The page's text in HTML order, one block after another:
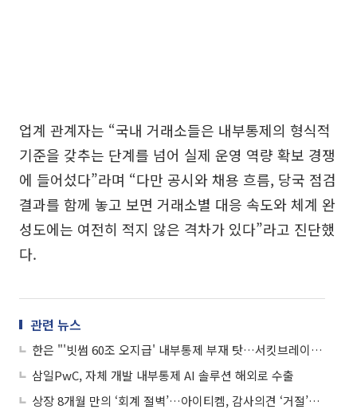
업계 관계자는 “국내 거래소들은 내부통제의 형식적
기준을 갖추는 단계를 넘어 실제 운영 역량 확보 경쟁
에 들어섰다”라며 “다만 공시와 채용 흐름, 당국 점검
결과를 함께 놓고 보면 거래소별 대응 속도와 체계 완
성도에는 여전히 적지 않은 격차가 있다”라고 진단했
다.
관련 뉴스
한은 "'빗썸 60조 오지급' 내부통제 부재 탓…서킷브레이커 등 장치 필요"
삼일PwC, 자체 개발 내부통제 AI 솔루션 해외로 수출
상장 8개월 만의 ‘회계 절벽’…아이티켐, 감사의견 ‘거절’로 상폐 위기